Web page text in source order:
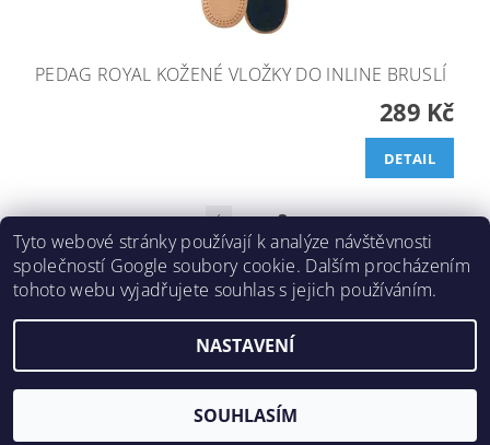
PEDAG ROYAL KOŽENÉ VLOŽKY DO INLINE BRUSLÍ
289 Kč
DETAIL
1 2 3
2026 ©Inlinespeed.cz, všechna práva vyhrazena
Tyto webové stránky používají k analýze návštěvnosti
společností Google soubory cookie. Dalším procházením
tohoto webu vyjadřujete souhlas s jejich používáním.
NASTAVENÍ
SOUHLASÍM